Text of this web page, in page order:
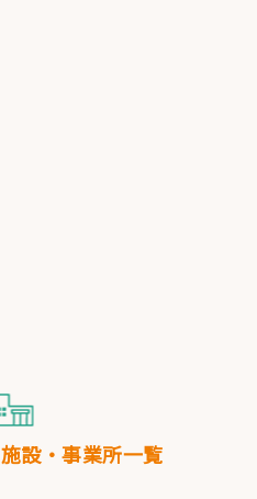
施設・事業所一覧